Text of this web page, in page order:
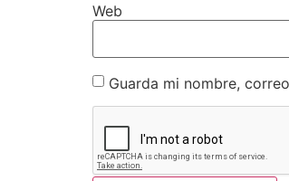
Web
Guarda mi nombre,